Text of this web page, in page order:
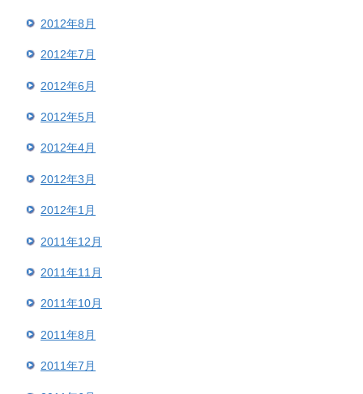
2012年8月
2012年7月
2012年6月
2012年5月
2012年4月
2012年3月
2012年1月
2011年12月
2011年11月
2011年10月
2011年8月
2011年7月